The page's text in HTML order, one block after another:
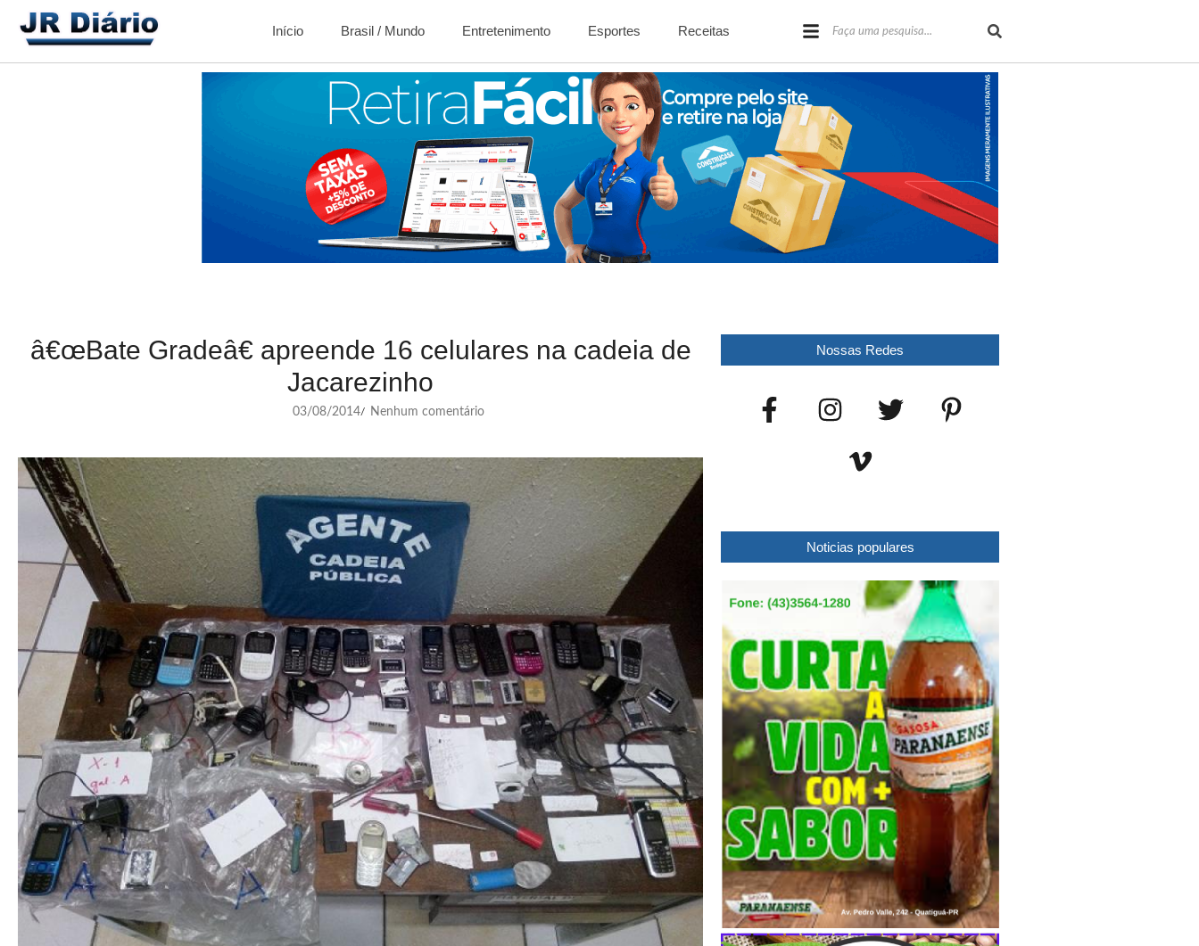
Início Brasil / Mundo Entretenimento Esportes Receitas
â€œBate Gradeâ€ apreende 16 celulares na cadeia de
Jacarezinho
03/08/2014/ Nenhum comentário
Nossas Redes
Noticias populares